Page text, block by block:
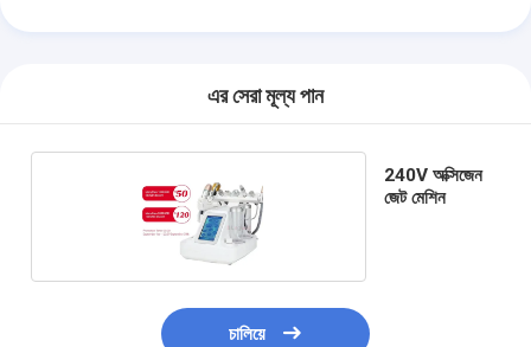
এর সেরা মূল্য পান
240V অক্সিজেন
জেট মেশিন
চালিয়ে